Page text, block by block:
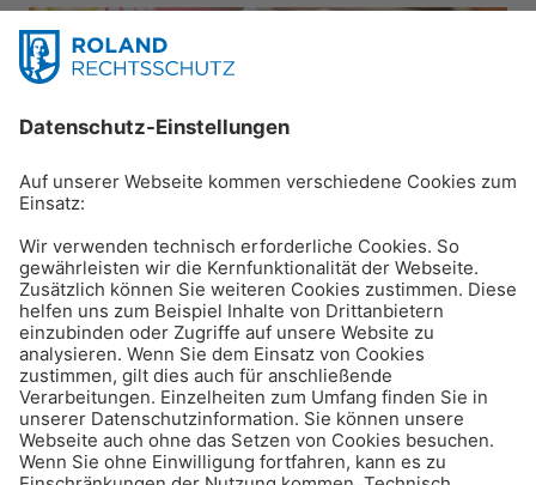
Leben & Freizeit
Damit Ihr nicht in die Röhre
guckt – Rechtstipps zum
Kinobesuch